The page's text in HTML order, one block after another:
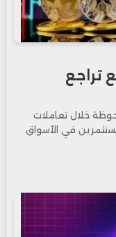
تراجع
خلال تعاملات
في الأسواق